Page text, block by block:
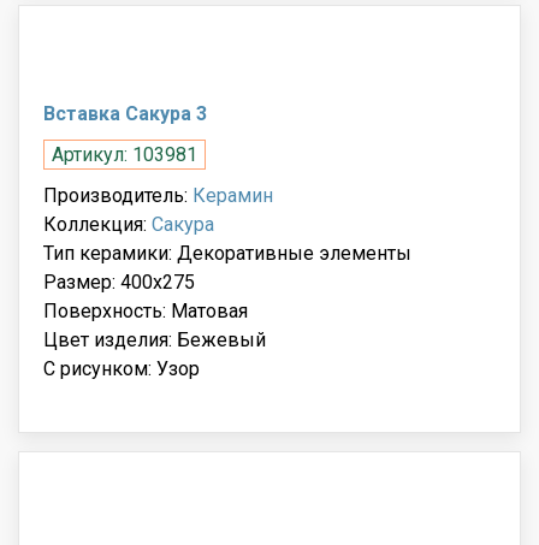
Вставка Сакура 3
Артикул: 103981
Производитель: Керамин
Коллекция: Сакура
Тип керамики: Декоративные элементы
Размер: 400x275
Поверхность: Матовая
Цвет изделия: Бежевый
С рисунком: Узор